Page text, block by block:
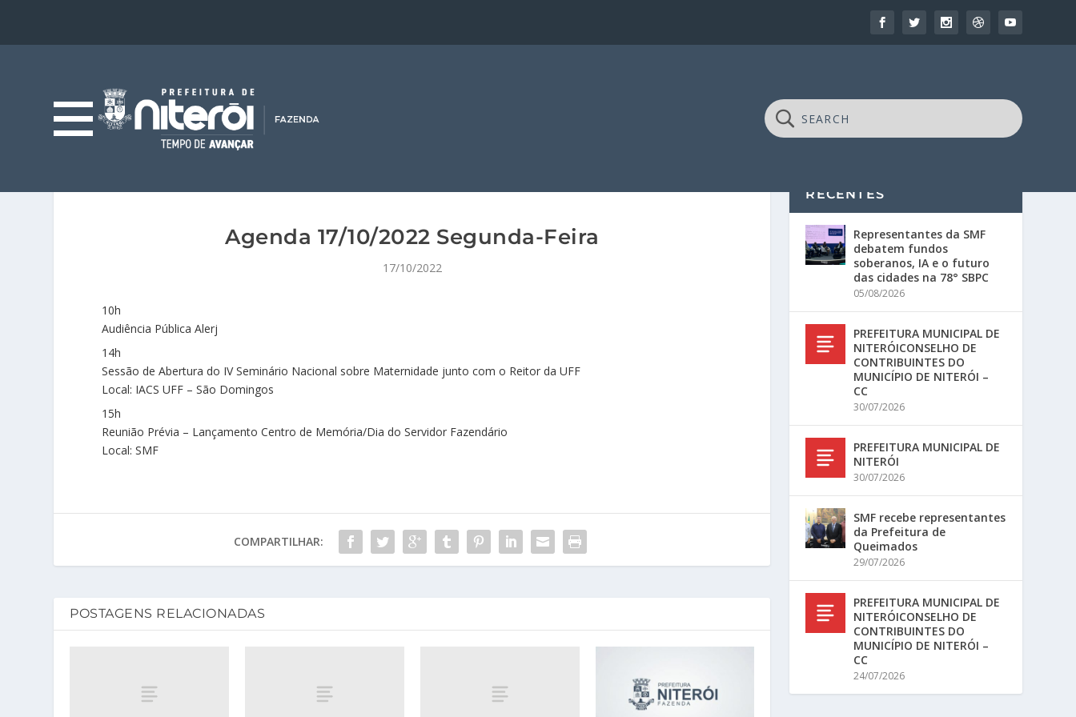
Agenda 17/10/2022 Segunda-Feira
17/10/2022
10h
Audiência Pública Alerj
14h
Sessão de Abertura do IV Seminário Nacional sobre Maternidade junto com o Reitor da UFF
Local: IACS UFF – São Domingos
15h
Reunião Prévia – Lançamento Centro de Memória/Dia do Servidor Fazendário
Local: SMF
COMPARTILHAR:
POSTAGENS RELACIONADAS
RECENTES
Representantes da SMF
debatem fundos
soberanos, IA e o futuro
das cidades na 78° SBPC
05/08/2026
PREFEITURA MUNICIPAL DE
NITERÓICONSELHO DE
CONTRIBUINTES DO
MUNICÍPIO DE NITERÓI –
CC
30/07/2026
PREFEITURA MUNICIPAL DE
NITERÓI
30/07/2026
SMF recebe representantes
da Prefeitura de
Queimados
29/07/2026
PREFEITURA MUNICIPAL DE
NITERÓICONSELHO DE
CONTRIBUINTES DO
MUNICÍPIO DE NITERÓI –
CC
24/07/2026